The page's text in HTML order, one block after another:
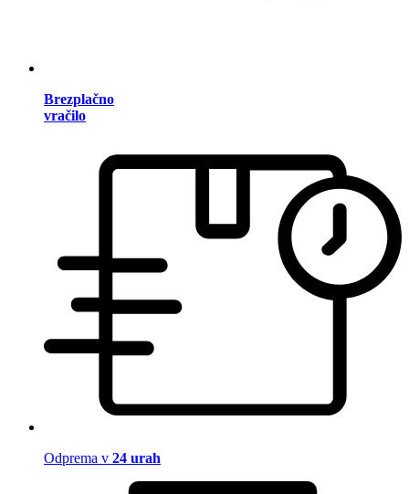
Brezplačno
vračilo
Odprema v 24 urah